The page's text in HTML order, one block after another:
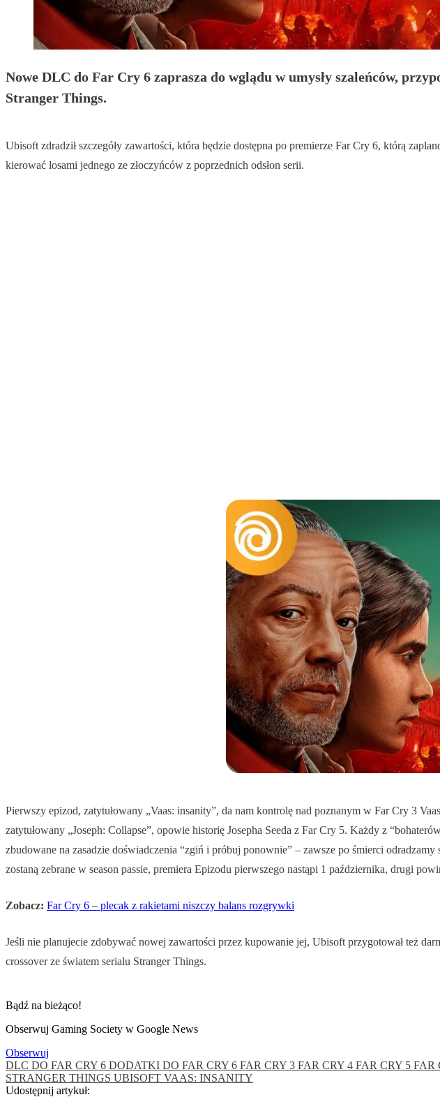
Nowe DLC do Far Cry 6 zaprasza do wglądu w umysły szaleńców,
Stranger Things.
Ubisoft zdradził szczegóły zawartości, która będzie dostępna po premierze Far Cry 6, którą
kierować losami jednego ze złoczyńców z poprzednich odsłon serii.
Pierwszy epizod, zatytułowany „Vaas: insanity”, da nam kontrolę nad poznanym w Far Cry 3
zatytułowany „Joseph: Collapse”, opowie historię Josepha Seeda z Far Cry 5. Każdy z
zbudowane na zasadzie doświadczenia “zgiń i próbuj ponownie” – zawsze po śmierci
zostaną zebrane w season passie, premiera Epizodu pierwszego nastąpi 1 października, drugi
Zobacz: Far Cry 6 – plecak z rakietami niszczy balans rozgrywki
Jeśli nie planujecie zdobywać nowej zawartości przez kupowanie jej, Ubisoft przygotował też
crossover ze światem serialu Stranger Things.
Bądź na bieżąco!
Obserwuj Gaming Society w Google News
Obserwuj
DLC DO FAR CRY 6 DODATKI DO FAR CRY 6 FAR CRY 3 FAR CRY 4 FAR CRY 5 FAR
STRANGER THINGS UBISOFT VAAS: INSANITY
Udostępnij artykuł: